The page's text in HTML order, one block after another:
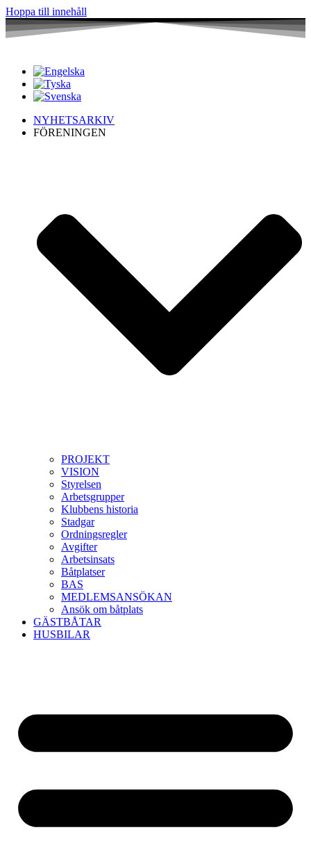
Hoppa till innehåll
NYHETSARKIV
FÖRENINGEN
PROJEKT
VISION
Styrelsen
Arbetsgrupper
Klubbens historia
Stadgar
Ordningsregler
Avgifter
Arbetsinsats
Båtplatser
BAS
MEDLEMSANSÖKAN
Ansök om båtplats
GÄSTBÅTAR
HUSBILAR